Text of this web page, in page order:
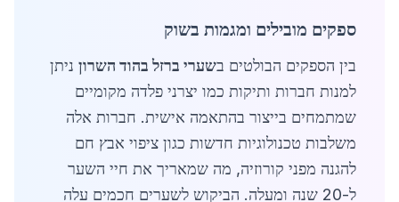
ספקים מובילים ומגמות בשוק
בין הספקים הבולטים בשערי ברזל בהוד השרון ניתן
למנות חברות ותיקות כמו יצרני פלדה מקומיים
שמתמחים בייצור בהתאמה אישית. חברות אלה
משלבות טכנולוגיות חדשות כגון ציפוי אבץ חם
להגנה מפני קורוזיה, מה שמאריך את חיי השער
ל-20 שנה ומעלה. הביקוש לשערים חכמים עלה